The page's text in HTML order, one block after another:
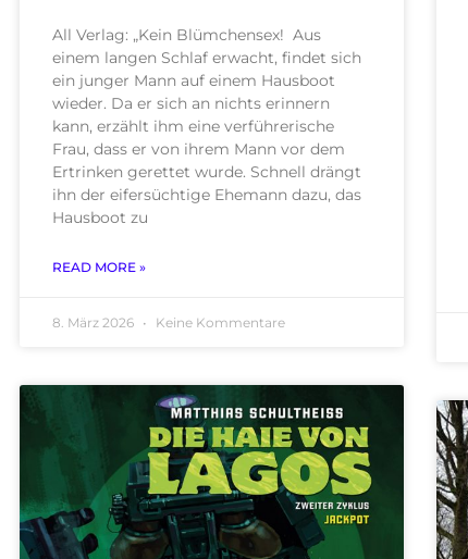
All Verlag: „Kein Blümchensex! Aus
einem langen Schlaf erwacht, findet sich
ein junger Mann auf einem Hausboot
wieder. Da er sich an nichts erinnern
kann, erzählt ihm eine verführerische
Frau, dass er von ihrem Mann vor dem
Ertrinken gerettet wurde. Schnell drängt
ihn der eifersüchtige Ehemann dazu, das
Hausboot zu
READ MORE »
8. März 2026 Keine Kommentare